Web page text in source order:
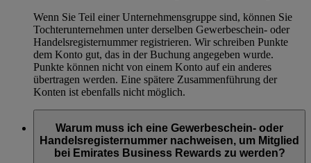
Wenn Sie Teil einer Unternehmensgruppe sind, können Sie
Tochterunternehmen unter derselben Gewerbeschein- oder
Handelsregisternummer registrieren. Wir schreiben Punkte
dem Konto gut, das in der Buchung angegeben wurde.
Punkte können nicht von einem Konto auf ein anderes
übertragen werden. Eine spätere Zusammenführung der
Konten ist ebenfalls nicht möglich.
Warum muss ich eine Gewerbeschein- oder
Handelsregisternummer nachweisen, um Mitglied
bei Emirates Business Rewards zu werden?